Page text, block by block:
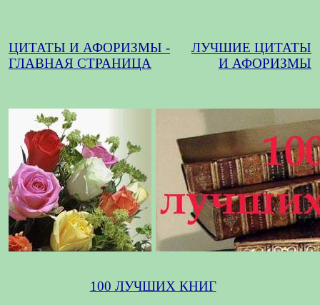
ЦИТАТЫ И АФОРИЗМЫ -
ГЛАВНАЯ СТРАНИЦА
ЛУЧШИЕ ЦИТАТЫ
И АФОРИЗМЫ
100 ЛУЧШИХ КНИГ